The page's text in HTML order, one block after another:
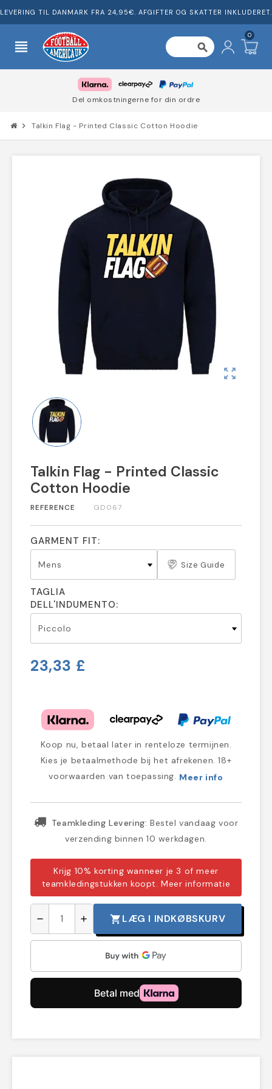
LEVERING TIL DANMARK FRA 24,95€. AFGIFTER OG SKATTER INKLUDERET.
view_headline search
0
Del omkostningerne for din ordre
chevron_right Talkin Flag - Printed Classic Cotton Hoodie
zoom_out_map
Talkin Flag - Printed Classic
Cotton Hoodie
REFERENCE GD067
GARMENT FIT:
Size Guide
TAGLIA
DELL'INDUMENTO:
23,33 £
Koop nu, betaal later in renteloze termijnen.
Kies je betaalmethode bij het afrekenen. 18+
voorwaarden van toepassing. Meer info
Teamkleding Levering: Bestel vandaag voor
verzending binnen 10 werkdagen.
Krijg 10% korting wanneer je 3 of meer
teamkledingstukken koopt.Meer informatie
remove add shopping_cart LÆG I INDKØBSKURV